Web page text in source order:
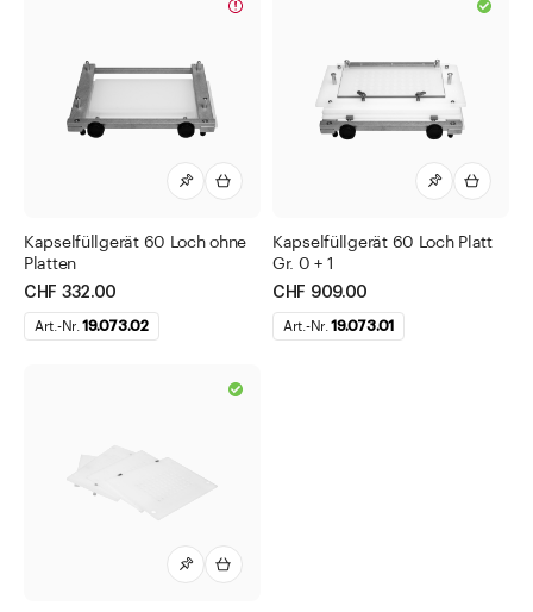
Teemischdosen-Set
Thermometer
Uhrschalen
Universalsiebe und Siebeinlagen
Vollpipetten
Zubehör Verschlüsse und Diverses
Kapselfüllgerät 60 Loch ohne
Platten
CHF 332.00
Art.-Nr.19.073.02
Kapselfüllgerät 60 Loch Platt
Gr. 0 + 1
CHF 909.00
Art.-Nr.19.073.01